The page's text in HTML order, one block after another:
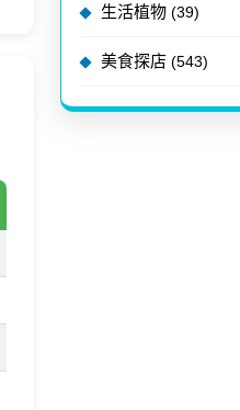
生活植物 (39)
美食探店 (543)